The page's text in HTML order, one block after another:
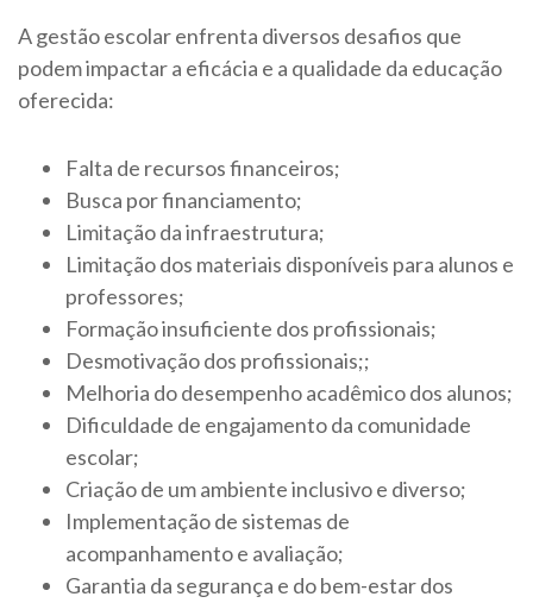
A gestão escolar enfrenta diversos desafios que
podem impactar a eficácia e a qualidade da educação
oferecida:
Falta de recursos financeiros;
Busca por financiamento;
Limitação da infraestrutura;
Limitação dos materiais disponíveis para alunos e
professores;
Formação insuficiente dos profissionais;
Desmotivação dos profissionais;;
Melhoria do desempenho acadêmico dos alunos;
Dificuldade de engajamento da comunidade
escolar;
Criação de um ambiente inclusivo e diverso;
Implementação de sistemas de
acompanhamento e avaliação;
Garantia da segurança e do bem-estar dos